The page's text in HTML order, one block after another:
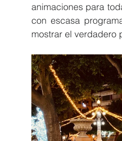
animaciones para
con escasa
mostrar el verdadero